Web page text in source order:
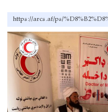
https://arcs.af/ps/